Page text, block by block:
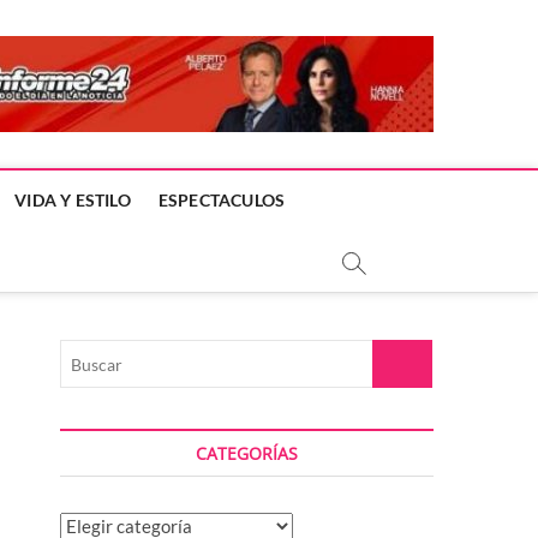
VIDA Y ESTILO ESPECTACULOS
CATEGORÍAS
Categorías